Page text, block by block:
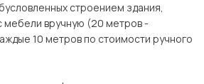
строением здания,
мебели вручную (20 метров -
10 метров по стоимости ручного